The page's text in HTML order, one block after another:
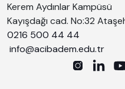
Kerem Aydınlar Kampüsü
Kayışdağı cad. No:32
0216 500 44 44
info@acibadem.edu.tr